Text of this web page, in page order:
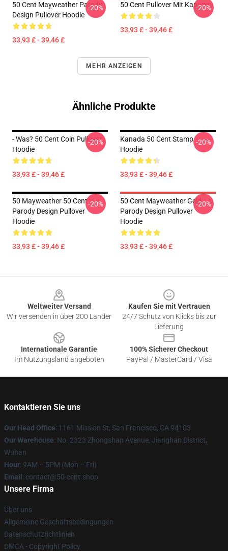
50 Cent Mayweather Parody
Design Pullover Hoodie
33,93 £ - 39,46 £
-20% 50 Cent Pullover Mit Kapuze
33,93 £ - 39,46 £
-20%
MEHR ANZEIGEN
Ähnliche Produkte
- Was? 50 Cent Coin Pullover
Hoodie
33,93 £ - 39,46 £
-20%
Kanada 50 Cent Stamp
Hoodie
33,93 £ - 39,46 £
-20%
50 Mayweather 50 Cent
Parody Design Pullover
Hoodie
33,93 £ - 39,46 £
-20%
50 Cent Mayweather Geld
Parody Design Pullover
Hoodie
33,93 £ - 39,46 £
-20%
Weltweiter Versand
Wir versenden in über 200 Länder
Kaufen Sie mit Vertrauen
24/7 Schutz von Klicks bis zur
Lieferung
Internationale Garantie
Im Nutzungsland angeboten
100% Sicherer Checkout
PayPal / MasterCard / Visa
Kontaktieren Sie uns
Our Head Office: 1161 Mission St, San Francisco, CA 94103
Our Warehouse: No. 2323 Zhongshan Avenue, Jianghan District,
Wuhan
Hour: 9AM – 5PM (Mon – Fri)
Email : contact@50-cent.shop
Unsere Firma
Über uns
Allgemeine Geschäftsbedingungen
Datenschutzrichtlinien
DMCA - Copyright Policy